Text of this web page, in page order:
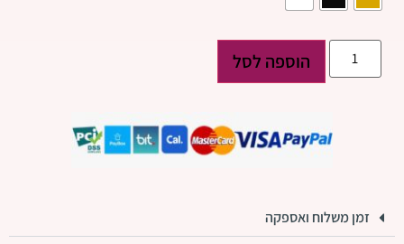
הוספה לסל
זמן משלוח ואספקה